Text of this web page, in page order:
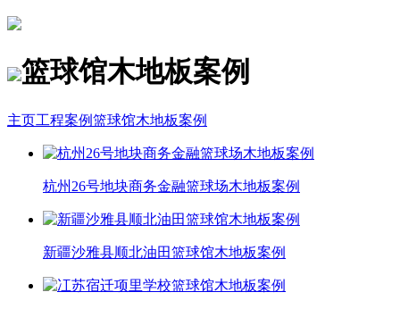
篮球馆木地板案例
主页工程案例篮球馆木地板案例
杭州26号地块商务金融篮球场木地板案例
新疆沙雅县顺北油田篮球馆木地板案例